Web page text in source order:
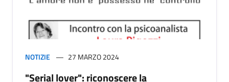
NOTIZIE 27 MARZO 2024
"Serial lover": riconoscere la